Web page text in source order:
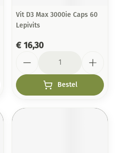
Vit D3 Max 3000ie Caps 60
Lepivits
€ 16,30
Bestel